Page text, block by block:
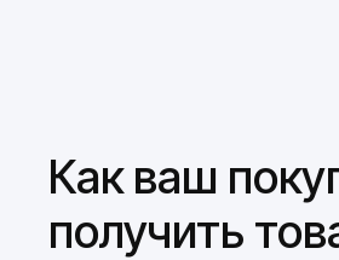
Как ваш
получить